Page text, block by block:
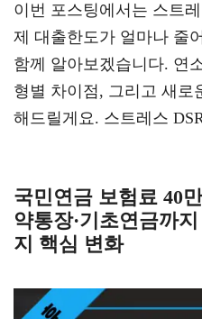
이번 포스팅에서는 스트
제 대출한도가 얼마나 줄
함께 알아보겠습니다. 연
형별 차이점, 그리고 새로
해드릴게요. 스트레스
국민연금 보험료 40
약통장·기초연금까
지 핵심 변화